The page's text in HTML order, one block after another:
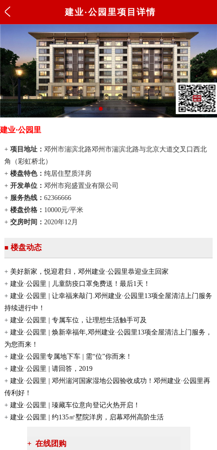
建业·公园里项目详情
建业·公园里
+ 项目地址： 邓州市湍滨北路邓州市湍滨北路与北京大道交叉口西北
角（彩虹桥北）
+ 楼盘特色： 纯居住墅质洋房
+ 开发单位： 邓州市宛盛置业有限公司
+ 服务热线： 62366666
+ 楼盘价格： 10000元/平米
+ 交房时间： 2020年12月
■ 楼盘动态
+ 美好新家，悦迎君归，邓州建业·公园里恭迎业主回家
+ 建业·公园里 | 儿童防疫口罩免费送！最后1天！
+ 建业·公园里 | 让幸福来敲门.邓州建业·公园里13项全屋清洁上门服务
持续进行中！
+ 建业·公园里 | 专属车位，让理想生活触手可及
+ 建业·公园里 | 焕新幸福年,邓州建业·公园里13项全屋清洁上门服务，
为您而来！
+ 建业·公园里专属地下车 | 需“位”你而来！
+ 建业·公园里 | 请回答，2019
+ 建业·公园里 | 邓州湍河国家湿地公园验收成功！邓州建业·公园里再
传利好！
+ 建业·公园里 | 瑧藏车位意向登记火热开启！
+ 建业·公园里 | 约135㎡墅院洋房，启幕邓州高阶生活
+在线团购